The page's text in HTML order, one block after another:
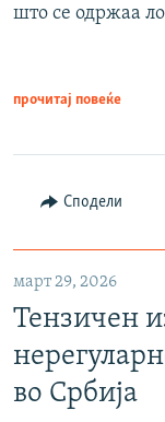
што се одржаа
прочитај повеќе
Сподели
март 29, 2026
Тензичен
во Србија